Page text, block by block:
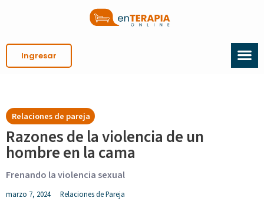
Ingresar
Relaciones de pareja
Razones de la violencia de un
hombre en la cama
Frenando la violencia sexual
marzo 7, 2024 Relaciones de Pareja